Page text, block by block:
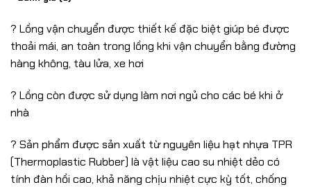
? Lồng vận chuyển được thiết kế đặc biệt giúp bé được
thoải mái, an toàn trong lồng khi vận chuyển bằng đường
hàng không, tàu lửa, xe hơi
? Lồng còn được sử dụng làm nơi ngủ cho các bé khi ở
nhà
? Sản phẩm được sản xuất từ nguyên liệu hạt nhựa TPR
(Thermoplastic Rubber) là vật liệu cao su nhiệt dẻo có
tính đàn hồi cao, khả năng chịu nhiệt cực kỳ tốt, chống